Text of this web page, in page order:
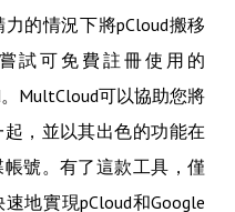
的情況下將pCloud搬移
試可免費註冊使用的
MultCloud可以協助您將
，並以其出色的功能在
號。有了這款工具，僅
地實現pCloud和Google